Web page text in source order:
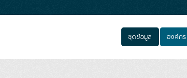
ชุดข้อมูล องค์กร